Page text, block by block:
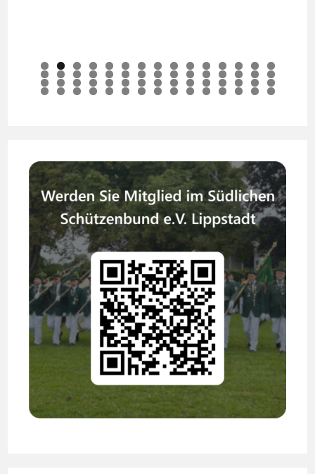
0 1 2 3 4 5
6 7 8 9 0 1 2 3 4 5 6 7 8 9 0
1 2 3 4 5 6 7 8 9 0 1 2 3 4 5
6 7 8 9 0 1 2 3 4 5 6 7 8 9 0